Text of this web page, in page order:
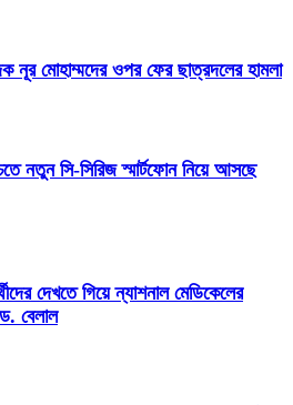
নূর মোহাম্মদের ওপর ফের ছাত্রদলের হামলা
নতুন সি-সিরিজ স্মার্টফোন নিয়ে আসছে
দেখতে গিয়ে ন্যাশনাল মেডিকেলের
বেলাল